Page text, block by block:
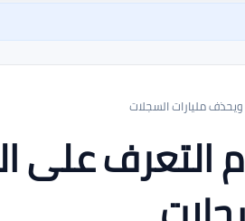
مليارات السجلات
على